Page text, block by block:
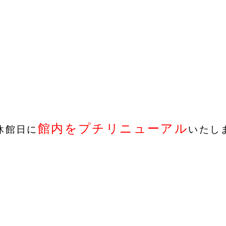
館日に 館内をプチリニューアルいたし